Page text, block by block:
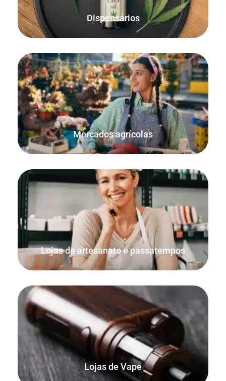
Dispensários
Mercados agrícolas
O modo offline FooSales WooCommerce POS garante que
cada encomenda é contabilizada e que as quantidades
em stock são exactas.
Lojas de artesanato e passatempos
Venda produtos utilizando quantidades decimais e
unidades de medida. Perfeito para vender materiais e
artigos de artesanato.
Lojas de Vape
Venda os seus produtos em linha, bem como a partir da
sua loja física, quiosque, casa ou mercado.